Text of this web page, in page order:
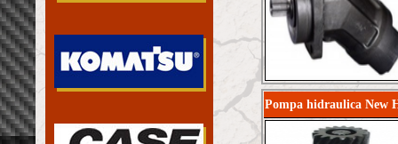
Pompa hidraulica New